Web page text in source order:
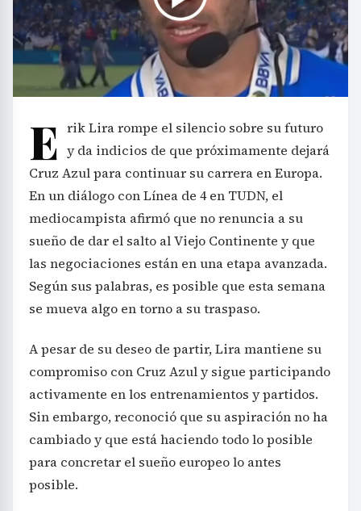
E rik Lira rompe el silencio sobre su futuro
y da indicios de que próximamente dejará
Cruz Azul para continuar su carrera en Europa.
En un diálogo con Línea de 4 en TUDN, el
mediocampista afirmó que no renuncia a su
sueño de dar el salto al Viejo Continente y que
las negociaciones están en una etapa avanzada.
Según sus palabras, es posible que esta semana
se mueva algo en torno a su traspaso.
A pesar de su deseo de partir, Lira mantiene su
compromiso con Cruz Azul y sigue participando
activamente en los entrenamientos y partidos.
Sin embargo, reconoció que su aspiración no ha
cambiado y que está haciendo todo lo posible
para concretar el sueño europeo lo antes
posible.